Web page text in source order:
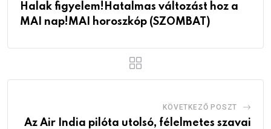
Halak figyelem!Hatalmas változást hoz a
MAI nap!MAI horoszkóp (SZOMBAT)
KÖVETKEZŐ POSZT
Az Air India pilóta utolsó, félelmetes szavai